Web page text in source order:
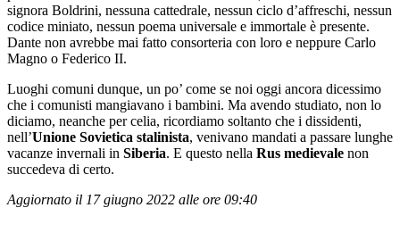
signora Boldrini, nessuna cattedrale, nessun ciclo d’affreschi, nessun
codice miniato, nessun poema universale e immortale è presente.
Dante non avrebbe mai fatto consorteria con loro e neppure Carlo
Magno o Federico II.
Luoghi comuni dunque, un po’ come se noi oggi ancora dicessimo
che i comunisti mangiavano i bambini. Ma avendo studiato, non lo
diciamo, neanche per celia, ricordiamo soltanto che i dissidenti,
nell’Unione Sovietica stalinista, venivano mandati a passare lunghe
vacanze invernali in Siberia. E questo nella Rus medievale non
succedeva di certo.
Aggiornato il 17 giugno 2022 alle ore 09:40